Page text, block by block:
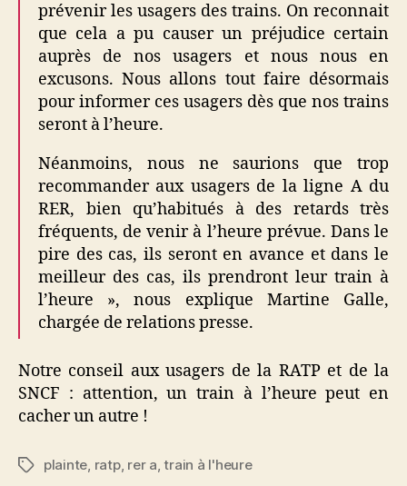
prévenir les usagers des trains. On reconnait
que cela a pu causer un préjudice certain
auprès de nos usagers et nous nous en
excusons. Nous allons tout faire désormais
pour informer ces usagers dès que nos trains
seront à l’heure.
Néanmoins, nous ne saurions que trop
recommander aux usagers de la ligne A du
RER, bien qu’habitués à des retards très
fréquents, de venir à l’heure prévue. Dans le
pire des cas, ils seront en avance et dans le
meilleur des cas, ils prendront leur train à
l’heure », nous explique Martine Galle,
chargée de relations presse.
Notre conseil aux usagers de la RATP et de la
SNCF : attention, un train à l’heure peut en
cacher un autre !
Étiquettes
plainte ratp, rer a ,train à l'heure